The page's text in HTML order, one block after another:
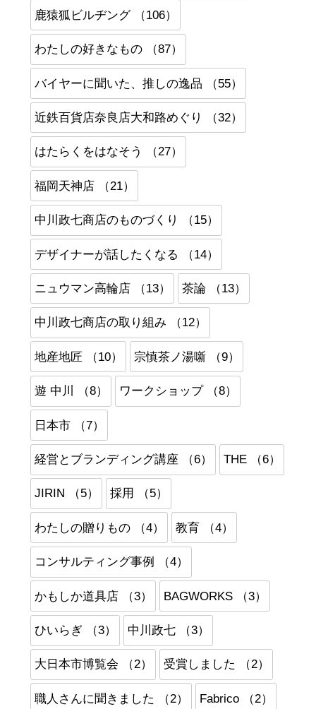
鹿猿狐ビルヂング （106）
わたしの好きなもの （87）
バイヤーに聞いた、推しの逸品 （55）
近鉄百貨店奈良店大和路めぐり （32）
はたらくをはなそう （27）
福岡天神店 （21）
中川政七商店のものづくり （15）
デザイナーが話したくなる （14）
ニュウマン高輪店 （13） 茶論 （13）
中川政七商店の取り組み （12）
地産地匠 （10） 宗慎茶ノ湯噺 （9）
遊 中川 （8） ワークショップ （8）
日本市 （7）
経営とブランディング講座 （6） THE （6）
JIRIN （5） 採用 （5）
わたしの贈りもの （4） 教育 （4）
コンサルティング事例 （4）
かもしか道具店 （3） BAGWORKS （3）
ひいらぎ （3） 中川政七 （3）
大日本市博覧会 （2） 受賞しました （2）
職人さんに聞きました （2） Fabrico （2）